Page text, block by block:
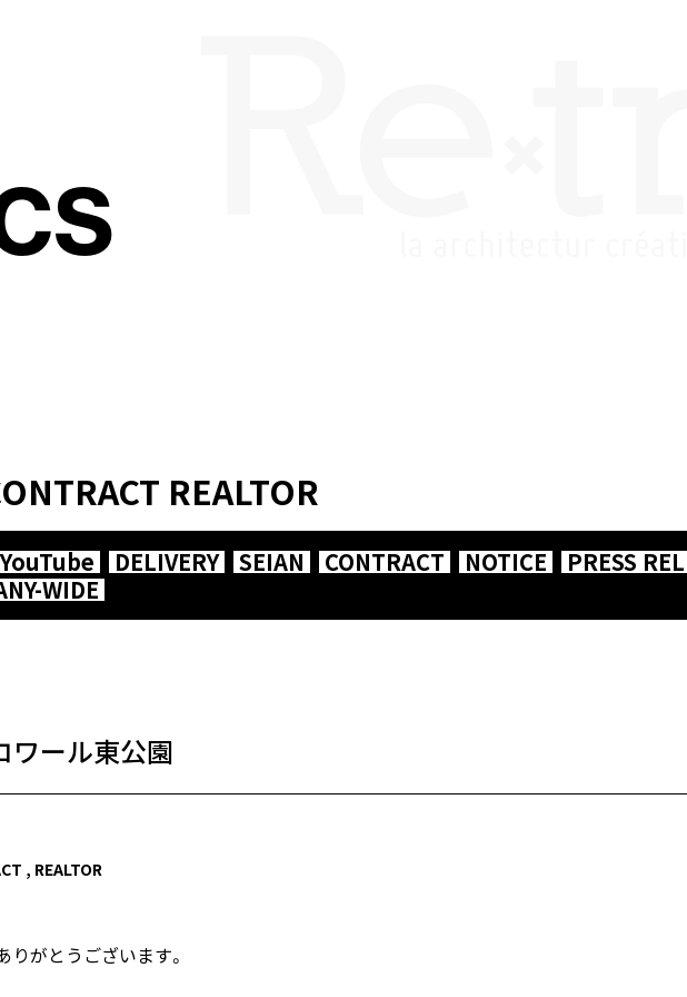
REALTOR
YouTube DELIVERY SEIAN CONTRACT NOTICE PRESS
WIDE
ワール東公園
REALTOR
りがとうございます。